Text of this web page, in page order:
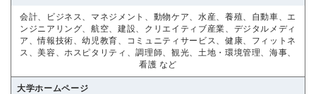
会計、ビジネス、マネジメント、動物ケア、水産、養殖、自動車、エ
ンジニアリング、航空、建設、クリエイティブ産業、デジタルメディ
ア、情報技術、幼児教育、コミュニティサービス、健康、フィットネ
ス、美容、ホスピタリティ、調理師、観光、土地・環境管理、海事、
看護 など
大学ホームページ